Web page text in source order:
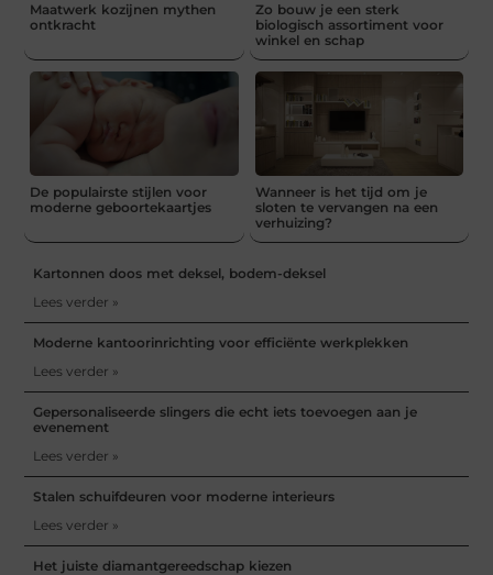
Maatwerk kozijnen mythen
ontkracht
Zo bouw je een sterk
biologisch assortiment voor
winkel en schap
De populairste stijlen voor
moderne geboortekaartjes
Wanneer is het tijd om je
sloten te vervangen na een
verhuizing?
Kartonnen doos met deksel, bodem-deksel
Lees verder »
Moderne kantoorinrichting voor efficiënte werkplekken
Lees verder »
Gepersonaliseerde slingers die echt iets toevoegen aan je
evenement
Lees verder »
Stalen schuifdeuren voor moderne interieurs
Lees verder »
Het juiste diamantgereedschap kiezen